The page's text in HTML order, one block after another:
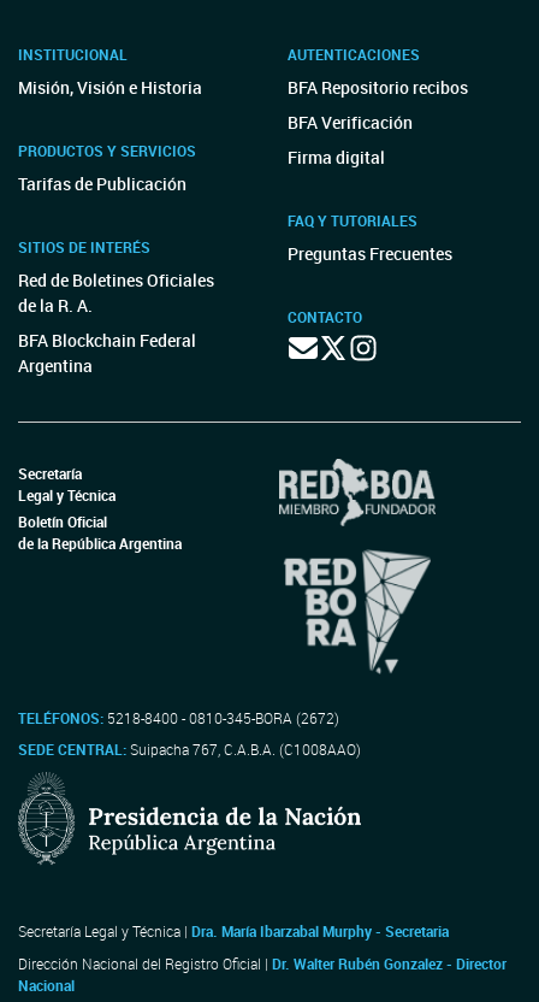
INSTITUCIONAL
Misión, Visión e Historia
PRODUCTOS Y SERVICIOS
Tarifas de Publicación
SITIOS DE INTERÉS
Red de Boletines Oficiales
de la R. A.
BFA Blockchain Federal
Argentina
AUTENTICACIONES
BFA Repositorio recibos
BFA Verificación
Firma digital
FAQ Y TUTORIALES
Preguntas Frecuentes
CONTACTO
Secretaría
Legal y Técnica
Boletín Oficial
de la República Argentina
TELÉFONOS: 5218-8400 - 0810-345-BORA (2672)
SEDE CENTRAL:Suipacha 767, C.A.B.A. (C1008AAO)
Secretaría Legal y Técnica | Dra. María Ibarzabal Murphy - Secretaria
Dirección Nacional del Registro Oficial | Dr. Walter Rubén Gonzalez - Director
Nacional